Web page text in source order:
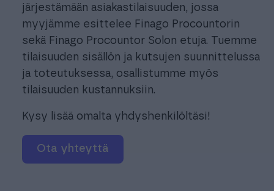
järjestämään asiakastilaisuuden, jossa
myyjämme esittelee Finago Procountorin
sekä Finago Procountor Solon etuja. Tuemme
tilaisuuden sisällön ja kutsujen suunnittelussa
ja toteutuksessa, osallistumme myös
tilaisuuden kustannuksiin.
Kysy lisää omalta yhdyshenkilöltäsi!
Ota yhteyttä